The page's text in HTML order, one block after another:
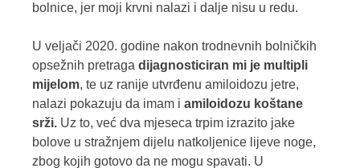
bolnice, jer moji krvni nalazi i dalje nisu u redu.
U veljači 2020. godine nakon trodnevnih bolničkih
opsežnih pretraga dijagnosticiran mi je multipli
mijelom, te uz ranije utvrđenu amiloidozu jetre,
nalazi pokazuju da imam i amiloidozu koštane
srži. Uz to, već dva mjeseca trpim izrazito jake
bolove u stražnjem dijelu natkoljenice lijeve noge,
zbog kojih gotovo da ne mogu spavati. U